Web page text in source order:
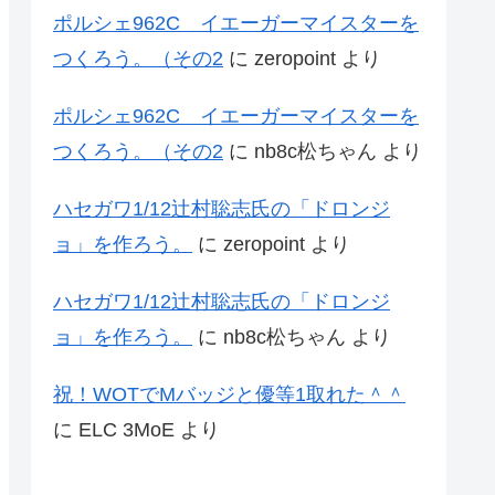
ポルシェ962C イエーガーマイスターを
つくろう。（その2 に zeropoint より
ポルシェ962C イエーガーマイスターを
つくろう。（その2 に nb8c松ちゃん より
ハセガワ1/12辻村聡志氏の「ドロンジ
ョ」を作ろう。
に zeropoint より
ハセガワ1/12辻村聡志氏の「ドロンジ
ョ」を作ろう。
に nb8c松ちゃん より
祝！WOTでMバッジと優等1取れた＾＾
に ELC 3MoE より